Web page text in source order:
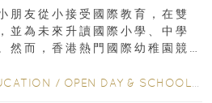
朋友從小接受國際教育，在雙
並為未來升讀國際小學、中學
然而，香港熱門國際幼稚園競
/ OPEN DAY & SCHOOL EVENTS